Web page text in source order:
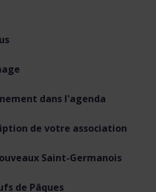
dans l'agenda
de votre association
Saint-Germanois
de Pâques